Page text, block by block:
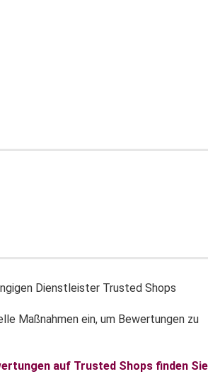
Dienstleister Trusted Shops
Maßnahmen ein, um Bewertungen zu
auf Trusted Shops finden Sie